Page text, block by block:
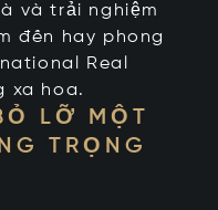
và trải nghiệm
đến hay phong
Real
xa hoa.
LỠ MỘT
TRỌNG